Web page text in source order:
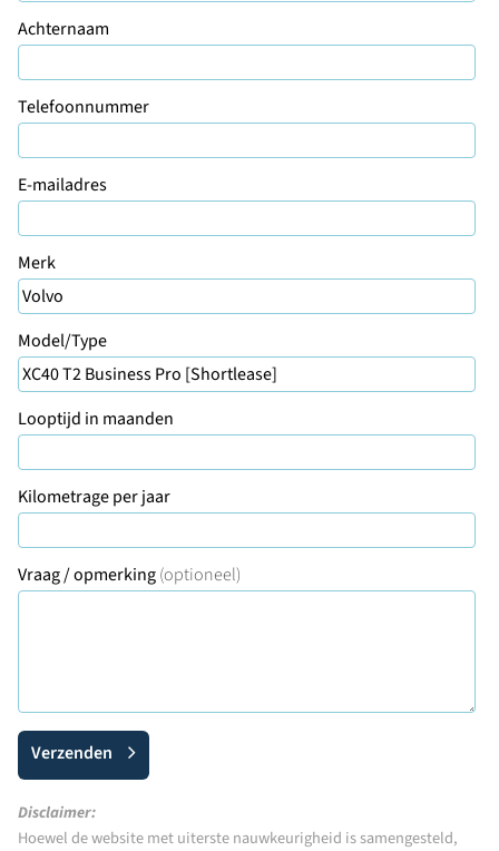
Achternaam
Telefoonnummer
E-mailadres
Merk
Model/Type
Looptijd in maanden
Kilometrage per jaar
Vraag / opmerking(optioneel)
Verzenden
Disclaimer:
Hoewel de website met uiterste nauwkeurigheid is samengesteld,